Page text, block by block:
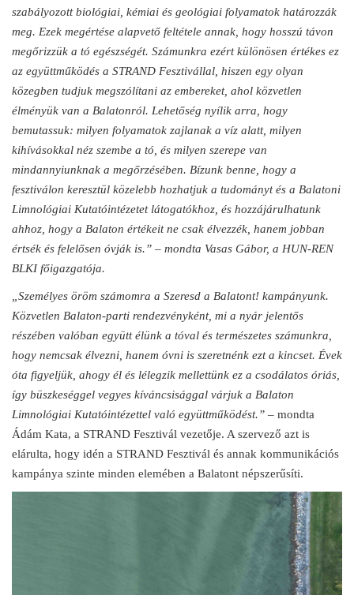
szabályozott biológiai, kémiai és geológiai folyamatok határozzák
meg. Ezek megértése alapvető feltétele annak, hogy hosszú távon
megőrizzük a tó egészségét. Számunkra ezért különösen értékes ez
az együttműködés a STRAND Fesztivállal, hiszen egy olyan
közegben tudjuk megszólítani az embereket, ahol közvetlen
élményük van a Balatonról. Lehetőség nyílik arra, hogy
bemutassuk: milyen folyamatok zajlanak a víz alatt, milyen
kihívásokkal néz szembe a tó, és milyen szerepe van
mindannyiunknak a megőrzésében. Bízunk benne, hogy a
fesztiválon keresztül közelebb hozhatjuk a tudományt és a Balatoni
Limnológiai Kutatóintézetet látogatókhoz, és hozzájárulhatunk
ahhoz, hogy a Balaton értékeit ne csak élvezzék, hanem jobban
értsék és felelősen óvják is.” – mondta Vasas Gábor, a HUN-REN
BLKI főigazgatója.
„Személyes öröm számomra a Szeresd a Balatont! kampányunk.
Közvetlen Balaton-parti rendezvényként, mi a nyár jelentős
részében valóban együtt élünk a tóval és természetes számunkra,
hogy nemcsak élvezni, hanem óvni is szeretnénk ezt a kincset. Évek
óta figyeljük, ahogy él és lélegzik mellettünk ez a csodálatos óriás,
így büszkeséggel vegyes kíváncsisággal várjuk a Balaton
Limnológiai Kutatóintézettel való együttműködést.” – mondta
Ádám Kata, a STRAND Fesztivál vezetője. A szervező azt is
elárulta, hogy idén a STRAND Fesztivál és annak kommunikációs
kampánya szinte minden elemében a Balatont népszerűsíti.